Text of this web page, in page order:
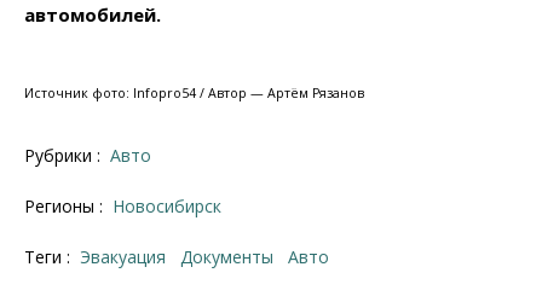
автомобилей.
Источник фото: Infopro54 / Автор — Артём Рязанов
Рубрики : Авто
Регионы : Новосибирск
Теги : эвакуация документы авто